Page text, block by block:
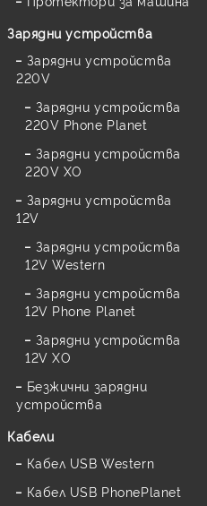
Зарядни устройства
Зарядни устройства
220V
Зарядни устройства
220V Phone Planet
Зарядни устройства
220V XO
Зарядни устройства
12V
Зарядни устройства
12V Western
Зарядни устройства
12V Phone Planet
Зарядни устройства
12V XO
Безжични зарядни
устройства
Кабели
Кабел USB Western
Кабел USB PhonePlanet